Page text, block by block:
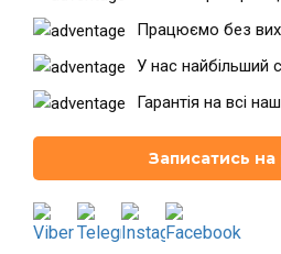
Працюємо без
У нас найбільший
Гарантія на всі
Записатись